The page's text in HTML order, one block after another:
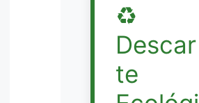
♻️
Descar
te